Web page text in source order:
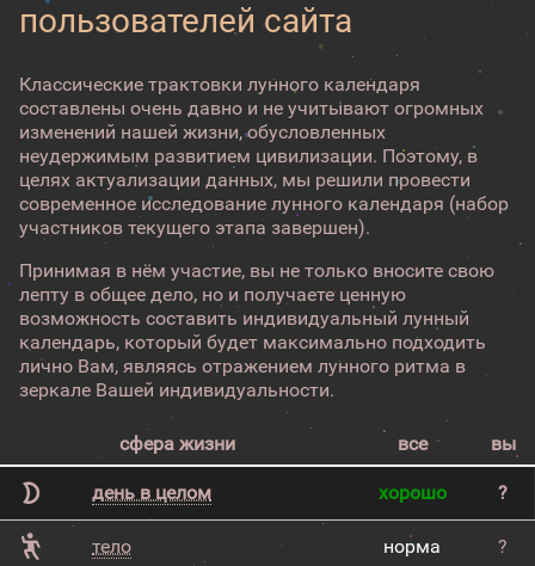
пользователей сайта
Классические трактовки лунного календаря
составлены очень давно и не учитывают огромных
изменений нашей жизни, обусловленных
неудержимым развитием цивилизации. Поэтому, в
целях актуализации данных, мы решили провести
современное исследование лунного календаря (набор
участников текущего этапа завершен).
Принимая в нём участие, вы не только вносите свою
лепту в общее дело, но и получаете ценную
возможность составить индивидуальный лунный
календарь, который будет максимально подходить
лично Вам, являясь отражением лунного ритма в
зеркале Вашей индивидуальности.
сфера жизни все вы
день в целом хорошо ?
тело норма ?